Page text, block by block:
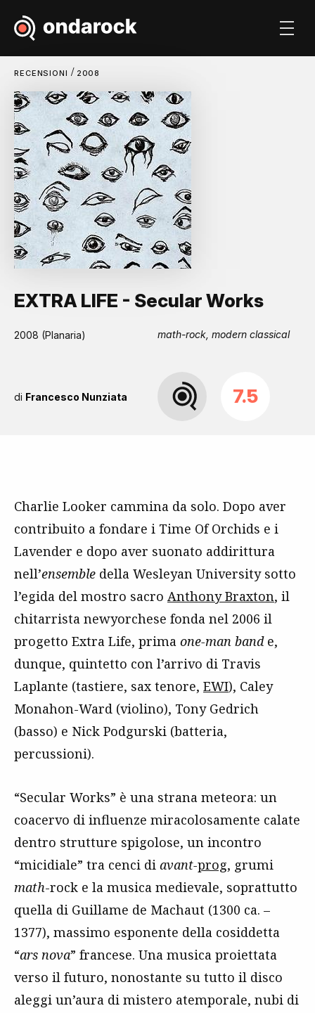
RECENSIONI / 2008
EXTRA LIFE - Secular Works
2008 (Planaria) math-rock, modern classical
di Francesco Nunziata 7.5
Charlie Looker cammina da solo. Dopo aver
contribuito a fondare i Time Of Orchids e i
Lavender e dopo aver suonato addirittura
nell’ensemble della Wesleyan University sotto
l’egida del mostro sacro Anthony Braxton, il
chitarrista newyorchese fonda nel 2006 il
progetto Extra Life, prima one-man bande,
dunque, quintetto con l’arrivo di Travis
Laplante (tastiere, sax tenore, EWI), Caley
Monahon-Ward (violino), Tony Gedrich
(basso) e Nick Podgurski (batteria,
percussioni).
“Secular Works” è una strana meteora: un
coacervo di influenze miracolosamente calate
dentro strutture spigolose, un incontro
“micidiale” tra cenci di avant-prog, grumi
math-rock e la musica medievale, soprattutto
quella di Guillame de Machaut (1300 ca. –
1377), massimo esponente della cosiddetta
“ars nova” francese. Una musica proiettata
verso il futuro, nonostante su tutto il disco
aleggi un’aura di mistero atemporale, nubi di